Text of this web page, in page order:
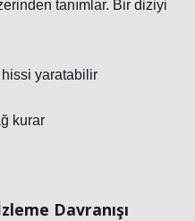
tanımlar. Bir diziyi
hissi yaratabilir
kurar
Davranışı